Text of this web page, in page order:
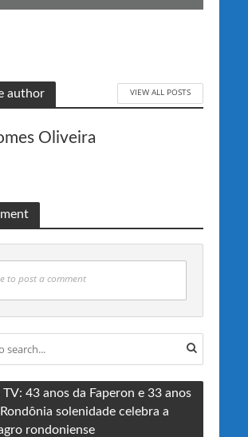
author VIEW ALL POSTS
Oliveira
to post a comment
TV: 43 anos da Faperon e 33 anos
solenidade celebra a
rondoniense